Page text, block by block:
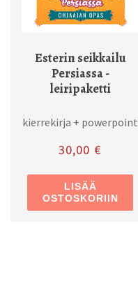
Esterin seikkailu
Persiassa -
leiripaketti
kierrekirja + powerpoint
30,00€
LISÄÄ
OSTOSKORIIN